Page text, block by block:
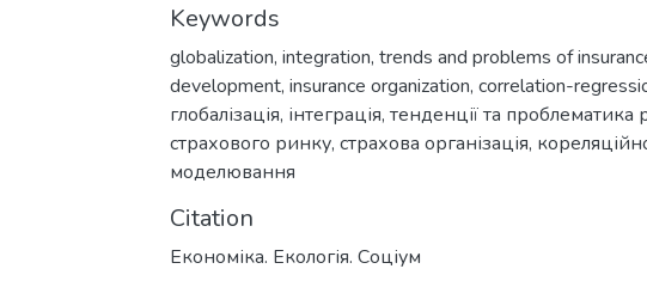
Keywords
globalization, integration, trends and problems of
development, insurance organization, correlation-
глобалізація, інтеграція, тенденції та проблематика
страхового ринку, страхова організація,
моделювання
Citation
Економіка. Екологія. Соціум